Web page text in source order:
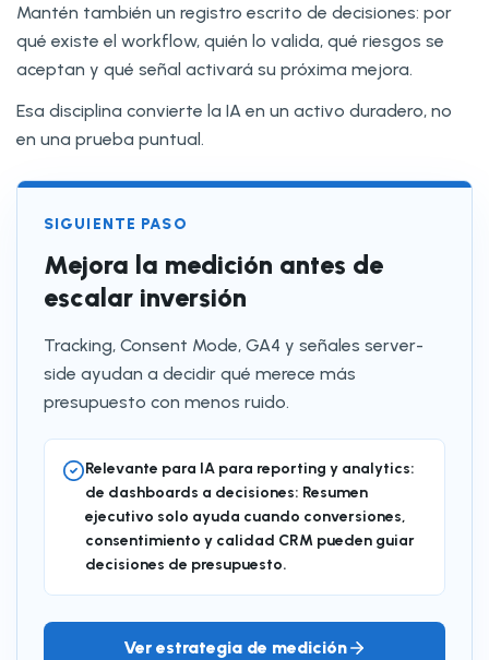
Mantén también un registro escrito de decisiones: por
qué existe el workflow, quién lo valida, qué riesgos se
aceptan y qué señal activará su próxima mejora.
Esa disciplina convierte la IA en un activo duradero, no
en una prueba puntual.
SIGUIENTE PASO
Mejora la medición antes de
escalar inversión
Tracking, Consent Mode, GA4 y señales server-
side ayudan a decidir qué merece más
presupuesto con menos ruido.
Relevante para IA para reporting y analytics:
de dashboards a decisiones: Resumen
ejecutivo solo ayuda cuando conversiones,
consentimiento y calidad CRM pueden guiar
decisiones de presupuesto.
Ver estrategia de medición